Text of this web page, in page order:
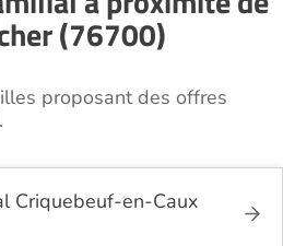
(76700)
proposant des offres
Criquebeuf-en-Caux